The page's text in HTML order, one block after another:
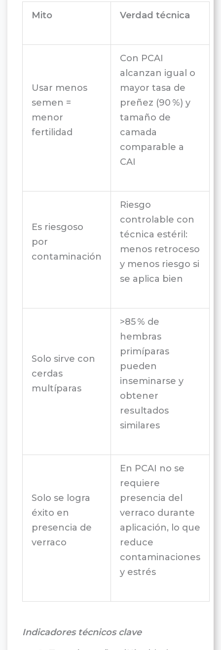
Mito Verdad técnica
Usar menos
semen =
menor
fertilidad
Con PCAI
alcanzan igual o
mayor tasa de
preñez (90 %) y
tamaño de
camada
comparable a
CAI
Es riesgoso
por
contaminación
Riesgo
controlable con
técnica estéril:
menos retroceso
y menos riesgo si
se aplica bien
Solo sirve con
cerdas
multíparas
>85 % de
hembras
primíparas
pueden
inseminarse y
obtener
resultados
similares
Solo se logra
éxito en
presencia de
verraco
En PCAI no se
requiere
presencia del
verraco durante
aplicación, lo que
reduce
contaminaciones
y estrés
Indicadores técnicos clave